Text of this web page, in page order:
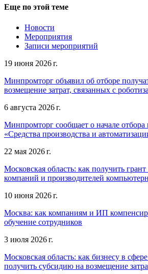
Еще по этой теме
Новости
Мероприятия
Записи мероприятий
19 июня 2026 г.
Минпромторг объявил об отборе
возмещение затрат, связанных с
6 августа 2026 г.
Минпромторг сообщает о начале отбора
«Средства производства и
22 мая 2026 г.
Московская область: как получить
компаний и производителей
10 июня 2026 г.
Москва: как компаниям и ИП
обучение сотрудников
3 июля 2026 г.
Московская область: как бизнесу в
получить субсидию на возмещение